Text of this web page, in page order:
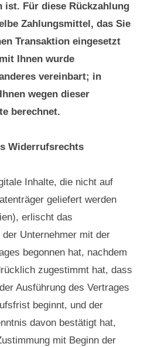
ist. Für diese Rückzahlung
Zahlungsmittel, das Sie
Transaktion eingesetzt
Ihnen wurde
vereinbart; in
wegen dieser
berechnet.
Widerrufsrechts
Inhalte, die nicht auf
geliefert werden
erlischt das
Unternehmer mit der
begonnen hat, nachdem
zugestimmt hat, dass
Ausführung des Vertrages
beginnt, und der
davon bestätigt hat,
mit Beginn der